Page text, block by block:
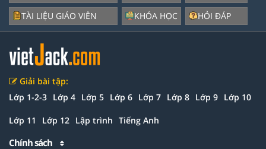
TÀI LIỆU GIÁO VIÊN
KHÓA HỌC
HỎI ĐÁP
Giải bài tập:
Lớp 1-2-3 Lớp 4 Lớp 5 Lớp 6 Lớp 7 Lớp 8 Lớp 9 Lớp 10
Lớp 11 Lớp 12 Lập trình Tiếng Anh
Chính sách